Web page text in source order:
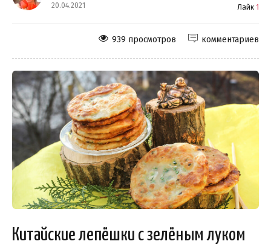
20.04.2021 Лайк 1
комментариев
939 просмотров
Китайские лепёшки с зелёным луком